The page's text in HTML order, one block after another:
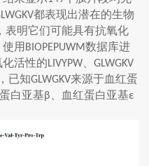
都表现出潜在的生物
，表明它们可能具有抗氧化
用 BIOPEPUWM数据库进
活性的LIVYPW GLWGKV
已知GLWGKV来源于血红蛋
白亚基β 、血红蛋白亚基ε